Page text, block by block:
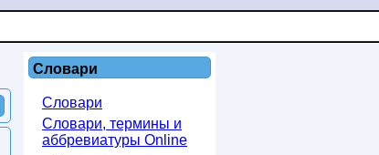
Словари
Словари
Словари, термины и
аббревиатуры Online